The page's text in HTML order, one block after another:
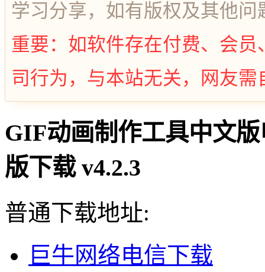
学习分享，如有版权及其他
重要：如软件存在付费、会
司行为，与本站无关，网友需
GIF动画制作工具中文
版下载 v4.2.3
普通下载地址:
巨牛网络电信下载